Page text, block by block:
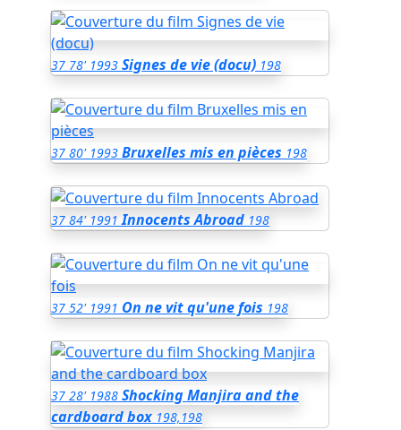
37 78' 1993 Signes de vie (docu) 198
37 80' 1993 Bruxelles mis en pièces 198
37 84' 1991 Innocents Abroad 198
37 52' 1991 On ne vit qu'une fois 198
37 28' 1988 Shocking Manjira and the
cardboard box 198,198